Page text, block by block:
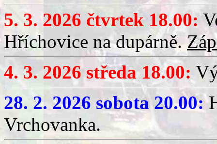
5. 3. 2026 čtvrtek 18.00:
Hříchovice na dupárně.
4. 3. 2026 středa 18.00:
28. 2. 2026 sobota 20.00:
Vrchovanka.